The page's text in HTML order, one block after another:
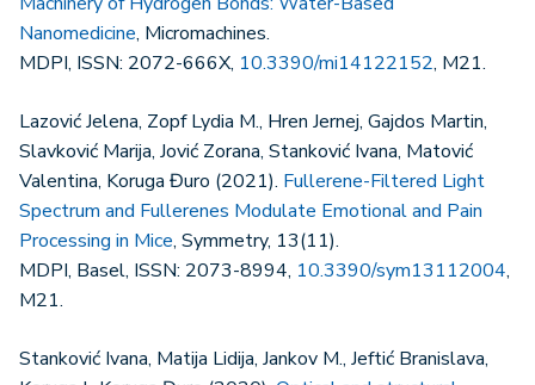
Nanomedicine, Micromachines.
MDPI, ISSN: 2072-666X, 10.3390/mi14122152, M21.
Lazović Jelena, Zopf Lydia M., Hren Jernej, Gajdos Martin,
Slavković Marija, Jović Zorana, Stanković Ivana, Matović
Valentina, Koruga Đuro (2021). Fullerene-Filtered Light
Spectrum and Fullerenes Modulate Emotional and Pain
Processing in Mice, Symmetry, 13(11).
MDPI, Basel, ISSN: 2073-8994, 10.3390/sym13112004,
M21.
Stanković Ivana, Matija Lidija, Jankov M., Jeftić Branislava,